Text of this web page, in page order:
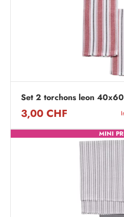
Set 2 torchons leon
3,00 CHF
MINI